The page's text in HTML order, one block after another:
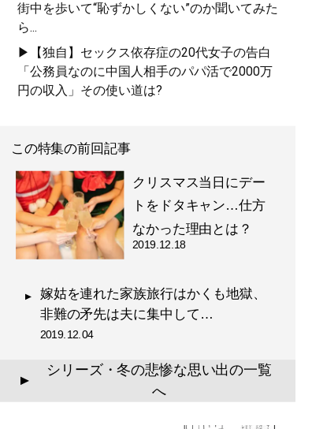
街中を歩いて“恥ずかしくない”のか聞いてみた
ら...
▶【独自】セックス依存症の20代女子の告白
「公務員なのに中国人相手のパパ活で2000万
円の収入」その使い道は?
この特集の前回記事
クリスマス当日にデー
トをドタキャン…仕方
なかった理由とは？
2019.12.18
嫁姑を連れた家族旅行はかくも地獄、
非難の矛先は夫に集中して…
2019.12.04
▲
シリーズ・冬の悲惨な思い出の一覧
へ